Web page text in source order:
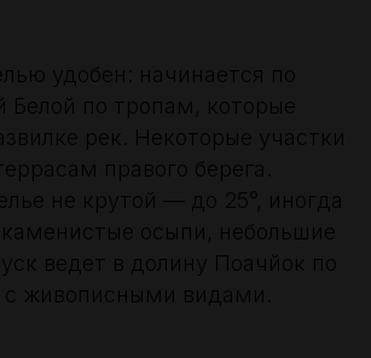
удобен: начинается по
Белой по тропам, которые
рек. Некоторые участки
правого берега.
не крутой — до 25°, иногда
осыпи, небольшие
ведет в долину Поачйок по
с живописными видами.